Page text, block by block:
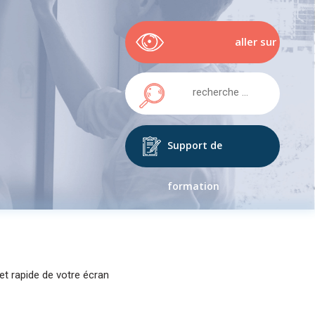
aller sur
easypitch.eu
Support de
formation
rapide de votre écran